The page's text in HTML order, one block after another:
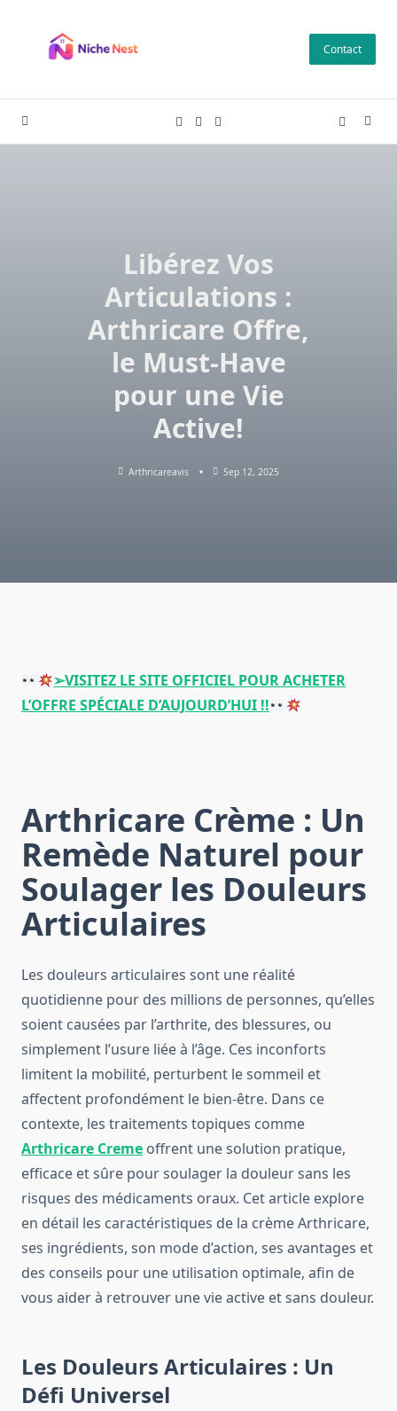
content
Contact
Libérez Vos
Articulations :
Arthricare Offre,
le Must-Have
pour une Vie
Active!
Arthricareavis Sep 12, 2025
➢VISITEZ LE SITE OFFICIEL POUR ACHETER
L’OFFRE SPÉCIALE D’AUJOURD’HUI !!
Arthricare Crème : Un
Remède Naturel pour
Soulager les Douleurs
Articulaires
Les douleurs articulaires sont une réalité
quotidienne pour des millions de personnes, qu’elles
soient causées par l’arthrite, des blessures, ou
simplement l’usure liée à l’âge. Ces inconforts
limitent la mobilité, perturbent le sommeil et
affectent profondément le bien-être. Dans ce
contexte, les traitements topiques comme
Arthricare Creme offrent une solution pratique,
efficace et sûre pour soulager la douleur sans les
risques des médicaments oraux. Cet article explore
en détail les caractéristiques de la crème Arthricare,
ses ingrédients, son mode d’action, ses avantages et
des conseils pour une utilisation optimale, afin de
vous aider à retrouver une vie active et sans douleur.
Les Douleurs Articulaires : Un
Défi Universel